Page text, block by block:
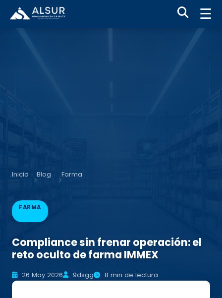
☰
Inicio Blog Farma
FARMA
Compliance sin frenar operación: el
reto oculto de farma IMMEX
26 May 2026 9dsgg 8 min de lectura